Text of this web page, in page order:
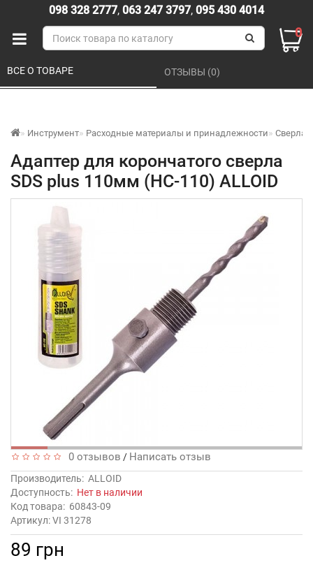
098 328 2777, 063 247 3797, 095 430 4014
0
Инструмент Расходные материалы и принадлежности Сверла
Адаптер для корончатого сверла
SDS plus 110мм (HC-110) ALLOID
ВСЕ О ТОВАРЕ ОТЗЫВЫ (0)
0 отзывов / Написать отзыв
Производитель: ALLOID
Доступность: Нет в наличии
Код товара: 60843-09
Артикул: VI 31278
89 грн